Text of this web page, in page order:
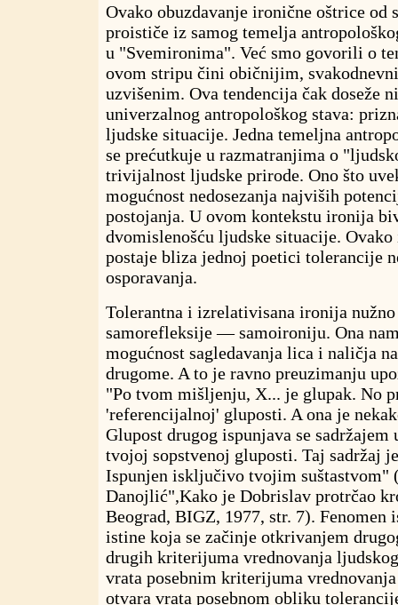
Ovako obuzdavanje ironične oštrice od
proističe iz samog temelja
u "Svemironima". Već smo govorili o
ovom stripu čini običnijim,
uzvišenim. Ova tendencija čak doseže
univerzalnog antropološkog stava:
ljudske situacije. Jedna temeljna
se prećutkuje u razmatranjima o
trivijalnost ljudske prirode. Ono što
mogućnost nedosezanja najviših
postojanja. U ovom kontekstu ironija
dvomislenošću ljudske situacije.
postaje bliza jednoj poetici tolerancije
osporavanja.
Tolerantna i izrelativisana ironija
samorefleksije — samoironiju. Ona
mogućnost sagledavanja lica i naličja
drugome. A to je ravno preuzimanju
"Po tvom mišljenju, X... je glupak. No
'referencijalnoj' gluposti. A ona je
Glupost drugog ispunjava se
tvojoj sopstvenoj gluposti. Taj sadržaj
Ispunjen isključivo tvojim suštastvom"
Danojlić",Kako je Dobrislav protrčao
Beograd, BIGZ, 1977, str. 7). Fenomen
istine koja se začinje otkrivanjem
drugih kriterijuma vrednovanja
vrata posebnim kriterijuma
otvara vrata posebnom obliku